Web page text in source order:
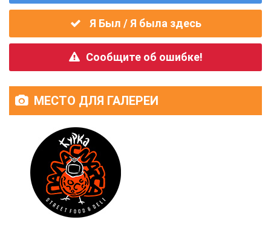
Я Был / Я была здесь
Сообщите об ошибке!
МЕСТО ДЛЯ ГАЛЕРЕИ